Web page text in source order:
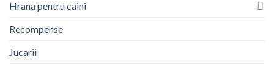
Hrana pentru caini
Recompense
Jucarii